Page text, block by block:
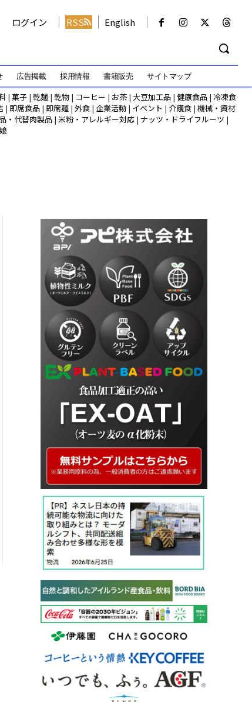
ログイン RSS English
広告掲載 採用情報 書籍販売 サイトマップ
| 菓子 | 乾麺 | 乾物 | コーヒー | お茶 | 大豆加工品 | 健康食品 | 冷凍食
| 即席食品 | 即席麺 | 外食 | 企業活動 | イベント | 介護食 | 機械・資材
・代替肉製品 | 米粉・アレルギー対応 | ナッツ・ドライフルーツ |